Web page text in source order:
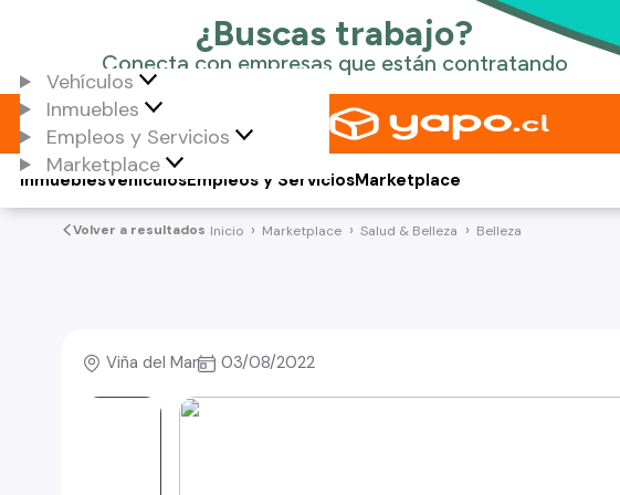
Vehículos
Inmuebles
Empleos y Servicios
Marketplace
Vehículos
Inmuebles Empleos y ServiciosMarketplace
Volver a resultados Inicio Marketplace Salud & Belleza Belleza
Viña del Mar 03/08/2022